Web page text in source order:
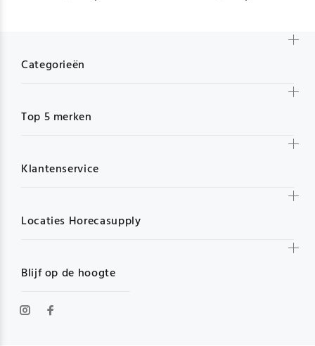
Blijf op de hoogte
Categorieën
Top 5 merken
Klantenservice
Locaties Horecasupply